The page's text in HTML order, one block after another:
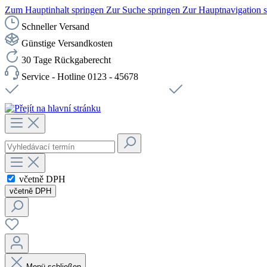
Zum Hauptinhalt springen Zur Suche springen Zur Hauptnavigation
Schneller Versand
Günstige Versandkosten
30 Tage Rückgaberecht
Service - Hotline 0123 - 45678
včetně DPH
včetně DPH